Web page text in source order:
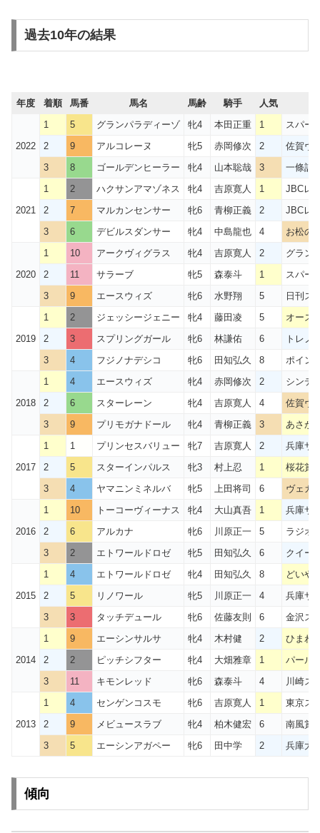
過去10年の結果
年度 着順 馬番 馬名 馬齢 騎手 人気
2022
1 5 グランパラディーゾ 牝4 本田正重 1
スパー
2
9 アルコレーヌ 牝5 赤岡修次 2
佐賀ヴ
3
8 ゴールデンヒーラー 牝4 山本聡哉 3 一條記
2021
1 2 ハクサンアマゾネス 牝4 吉原寛人 1
JBCレ
2
7 マルカンセンサー 牝6 青柳正義 2
JBCレ
3
6 デビルスダンサー 牝4 中島龍也 4 お松の
2020
1 10 アークヴィグラス 牝4 吉原寛人 2
グラン
2
11 サラーブ 牝5 森泰斗 1
スパー
3
9 エースウィズ 牝6 水野翔 5 日刊ス
2019
1 2 ジェッシージェニー 牝4 藤田凌 5
オース
2
3 スプリングガール 牝6 林謙佑 6
トレノ
3
4 フジノナデシコ 牝6 田知弘久 8 ポイン
2018
1 4 エースウィズ 牝4 赤岡修次 2
シンデ
2
6 スターレーン 牝4 吉原寛人 4
佐賀ヴ
3
9 プリモガナドール 牝4 青柳正義 3 あさが
2017
1 1 プリンセスバリュー 牝7 吉原寛人 2
兵庫サ
2
5 スターインパルス 牝3 村上忍 1
桜花賞(
3
4 ヤマニンミネルバ 牝5 上田将司 6 ヴェガ
2016
1 10 トーコーヴィーナス 牝4 大山真吾 1
兵庫サ
2
6 アルカナ 牝6 川原正一 5
ラジオ
3
2 エトワールドロゼ 牝5 田知弘久 6 クイー
2015
1 4 エトワールドロゼ 牝4 田知弘久 8
どいや
2
5 リノワール 牝5 川原正一 4
兵庫サ
3
3 タッチデュール 牝6 佐藤友則 6 金沢ス
2014
1 9 エーシンサルサ 牝4 木村健 2
ひまわ
2
2 ピッチシフター 牝4 大畑雅章 1
パール
3
11 キモンレッド 牝6 森泰斗 4 川崎ス
2013
1 4 センゲンコスモ 牝6 吉原寛人 1
東京ス
2
9 メビュースラブ 牝4 柏木健宏 6
南風賞
3
5 エーシンアガペー 牝6 田中学 2 兵庫大
傾向